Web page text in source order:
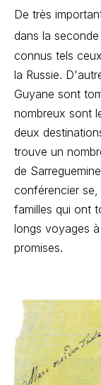
De très
dans la
connus tels
la Russie.
Guyane sont
nombreux sont
deux
trouve un
de
conférencier
familles qui ont
longs voyages
promises.